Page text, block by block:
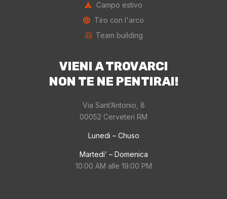
Campo estivo
Tiro con l'arco
Team building
VIENI A TROVARCI
NON TE NE PENTIRAI!
Via Sant’Antonio, 8
00052 Cerveteri RM
Lunedi – Chuso
Martedi’ – Domenica
10:00 AM alle 19:00 PM